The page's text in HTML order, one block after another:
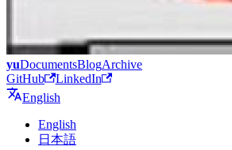
yuDocumentsBlogArchive
GitHub
LinkedIn
English
English
日本語